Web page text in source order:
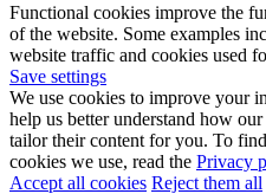
Functional cookies improve the
of the website. Some examples
website traffic and cookies used
Save settings
We use cookies to improve your
help us better understand how
tailor their content for you. To
cookies we use, read the Privacy
Accept all cookies Reject them all